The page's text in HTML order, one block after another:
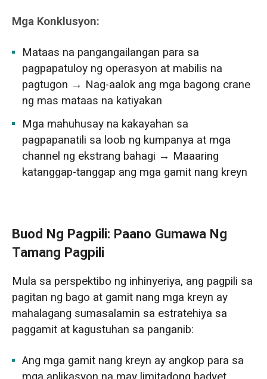
Mga Konklusyon:
Mataas na pangangailangan para sa
pagpapatuloy ng operasyon at mabilis na
pagtugon → Nag-aalok ang mga bagong crane
ng mas mataas na katiyakan
Mga mahuhusay na kakayahan sa
pagpapanatili sa loob ng kumpanya at mga
channel ng ekstrang bahagi → Maaaring
katanggap-tanggap ang mga gamit nang kreyn
Buod Ng Pagpili: Paano Gumawa Ng
Tamang Pagpili
Mula sa perspektibo ng inhinyeriya, ang pagpili sa
pagitan ng bago at gamit nang mga kreyn ay
mahalagang sumasalamin sa estratehiya sa
paggamit at kagustuhan sa panganib:
Ang mga gamit nang kreyn ay angkop para sa